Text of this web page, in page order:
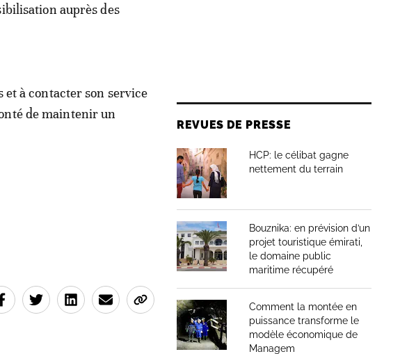
auprès des
à contacter son service
de maintenir un
REVUES DE PRESSE
HCP: le célibat gagne
nettement du terrain
Bouznika: en prévision d’un
projet touristique émirati,
le domaine public
maritime récupéré
Comment la montée en
puissance transforme le
modèle économique de
Managem